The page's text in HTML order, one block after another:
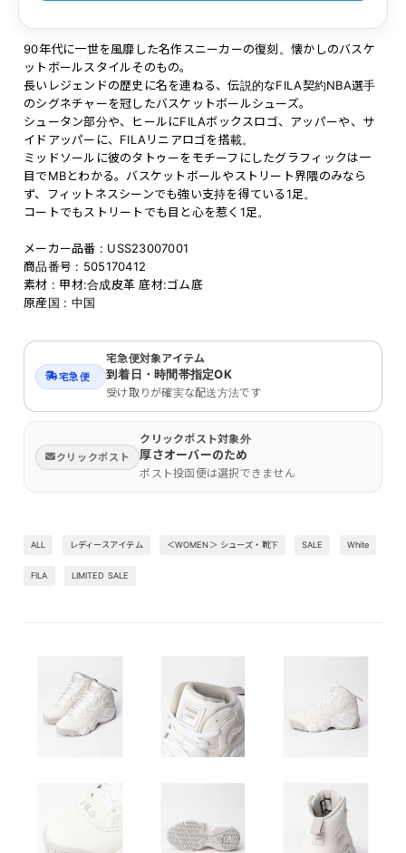
90年代に一世を風靡した名作スニーカーの復刻。懐かしのバスケ
ットボールスタイルそのもの。
長いレジェンドの歴史に名を連ねる、伝説的なFILA契約NBA選手
のシグネチャーを冠したバスケットボールシューズ。
シュータン部分や、ヒールにFILAボックスロゴ、アッパーや、サ
イドアッパーに、FILAリニアロゴを搭載。
ミッドソールに彼のタトゥーをモチーフにしたグラフィックは一
目でMBとわかる。バスケットボールやストリート界隈のみなら
ず、フィットネスシーンでも強い支持を得ている1足。
コートでもストリートでも目と心を惹く1足。
メーカー品番 : USS23007001
商品番号 : 505170412
素材 : 甲材:合成皮革 底材:ゴム底
原産国 : 中国
宅急便
宅急便対象アイテム
到着日・時間帯指定OK
受け取りが確実な配送方法です
クリックポスト
クリックポスト対象外
厚さオーバーのため
ポスト投函便は選択できません
ALL レディースアイテム ＜WOMEN＞ シューズ・靴下 SALE White
FILA LIMITED SALE